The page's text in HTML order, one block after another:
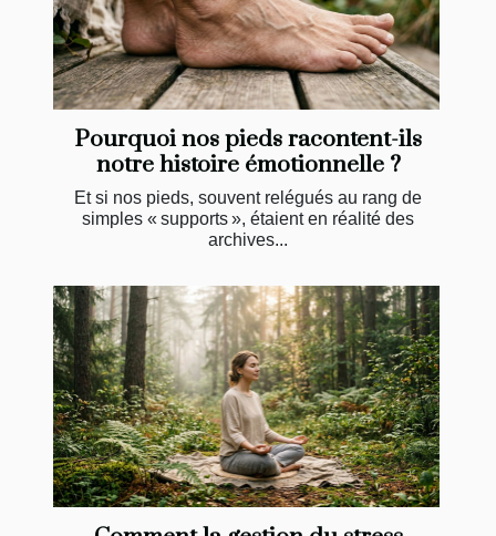
Pourquoi nos pieds racontent-ils
notre histoire émotionnelle ?
Et si nos pieds, souvent relégués au rang de
simples « supports », étaient en réalité des
archives...